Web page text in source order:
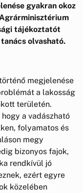
gyakran okoz
tájékoztatót
olvasható.
megjelenése
a lakosság
területén.
a vadászható
folyamatos és
megy
bizonyos fajok,
rendkívül jó
ezért egyre
közelében